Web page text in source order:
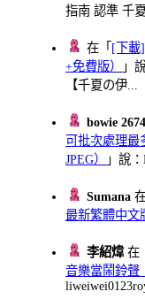
指南 認準 千夏
在「 [下載
+免費版）
」
【千夏の伊...
bowie 2674
可批次處理最
JPEG）
」說
Sumana
最新繁體中文
李紹煒在
音樂當鬧鈴聲